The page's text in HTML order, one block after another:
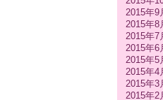
2015年9
2015年8
2015年7
2015年6
2015年5
2015年4
2015年3
2015年2